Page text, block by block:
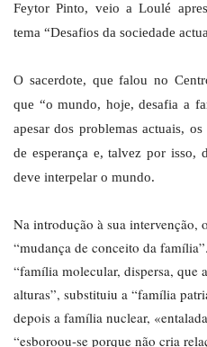
Feytor Pinto, veio a Loulé
tema “Desafios da sociedade
O sacerdote, que falou no
que “o mundo, hoje, desafia a
apesar dos problemas actuais,
de esperança e, talvez por
deve interpelar o mundo.
Na introdução à sua intervenção,
“mudança de conceito da
“família molecular, dispersa, que
alturas”, substituiu a “família
depois a família nuclear,
“esboroou-se porque não cria